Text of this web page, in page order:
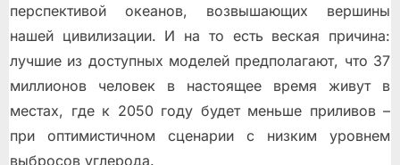
перспективой океанов, возвышающих вершины
нашей цивилизации. И на то есть веская причина:
лучшие из доступных моделей предполагают, что 37
миллионов человек в настоящее время живут в
местах, где к 2050 году будет меньше приливов –
при оптимистичном сценарии с низким уровнем
выбросов углерода.